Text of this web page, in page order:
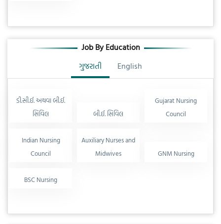
Job By Education
ગુજરાતી
English
ડી.સી.ઈ. અથવા બી.ઈ.
સિવિલ
બી.ઈ. સિવિલ
Gujarat Nursing
Council
Indian Nursing
Council
Auxiliary Nurses and
Midwives
GNM Nursing
BSC Nursing